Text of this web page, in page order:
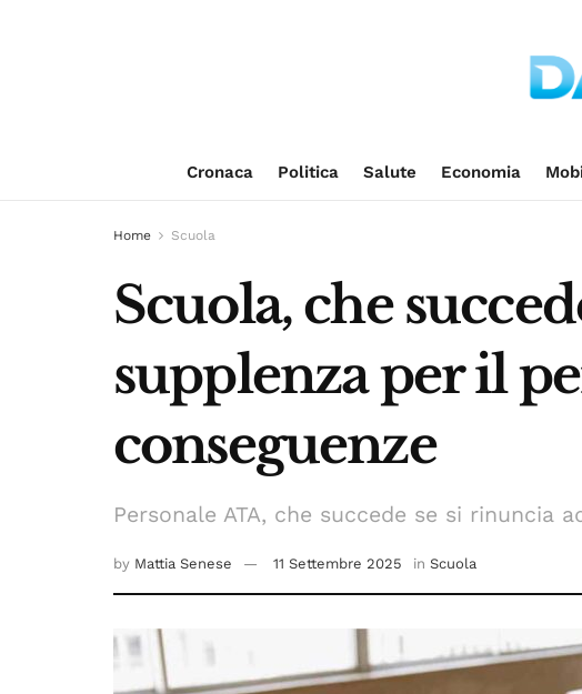
Cronaca Politica Salute Economia
Home Scuola
Scuola, che
supplenza per il
conseguenze
Personale ATA, che succede se si rinuncia
by Mattia Senese 11 Settembre 2025 in Scuola